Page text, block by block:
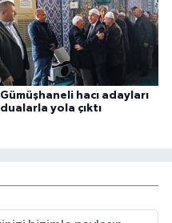
Gümüşhaneli hacı adayları
dualarla yola çıktı